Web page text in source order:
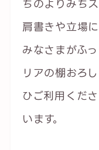
ちのよりみちス
肩書きや立場
みなさまがふ
リアの棚おろ
ひご利用くだ
います。